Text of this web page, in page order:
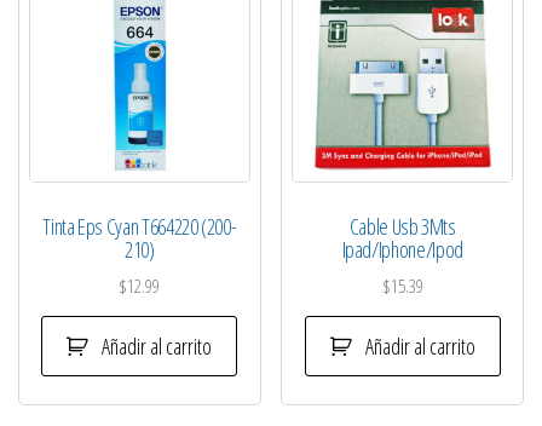
Tinta Eps Cyan T664220 (200-
210)
$12.99
Añadir al carrito
Cable Usb 3Mts
Ipad/Iphone/Ipod
$15.39
Añadir al carrito